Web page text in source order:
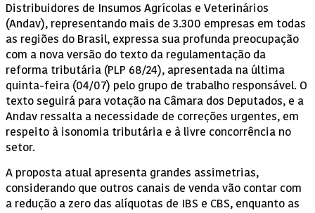
Distribuidores de Insumos Agrícolas e Veterinários
(Andav), representando mais de 3.300 empresas em todas
as regiões do Brasil, expressa sua profunda preocupação
com a nova versão do texto da regulamentação da
reforma tributária (PLP 68/24), apresentada na última
quinta-feira (04/07) pelo grupo de trabalho responsável. O
texto seguirá para votação na Câmara dos Deputados, e a
Andav ressalta a necessidade de correções urgentes, em
respeito à isonomia tributária e à livre concorrência no
setor.
A proposta atual apresenta grandes assimetrias,
considerando que outros canais de venda vão contar com
a redução a zero das alíquotas de IBS e CBS, enquanto as